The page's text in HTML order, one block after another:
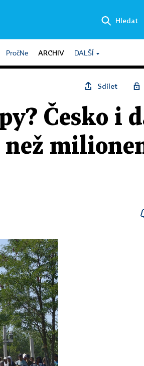
Hledat
PročNe ARCHIV DALŠÍ
Sdílet
Česko i
než